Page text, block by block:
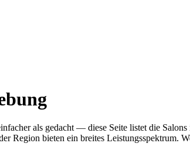
als gedacht — diese Seite listet die
Region bieten ein breites Leistungsspektrum.